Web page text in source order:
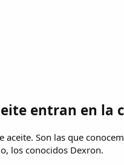
entran en la
Son las que
los conocidos Dexron.